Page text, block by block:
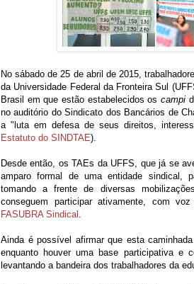
No sábado de 25 de abril de 2015,
da Universidade Federal da Fronteira Sul
Brasil em que estão estabelecidos os campi
no auditório do Sindicato dos Bancários de
a "luta em defesa de seus direitos,
Estatuto do SINDTAE).
Desde então, os TAEs da UFFS, que já se
amparo formal de uma entidade sindical,
tomando a frente de diversas
conseguem participar ativamente, com
FASUBRA Sindical
Ainda é possível afirmar que esta
enquanto houver uma base participativa e
levantando a bandeira dos trabalhadores da